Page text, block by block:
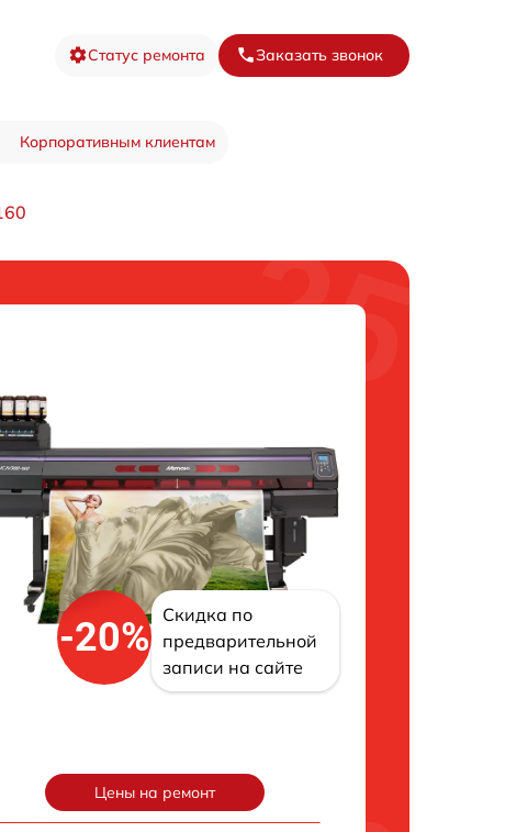
Статус ремонта Заказать звонок
Корпоративным клиентам
-20%
Скидка по
предварительной
записи на сайте
Цены на ремонт